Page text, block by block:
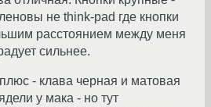
не think-pad где кнопки
расстоянием между меня
сильнее.
- клава черная и матовая
у мака - но тут